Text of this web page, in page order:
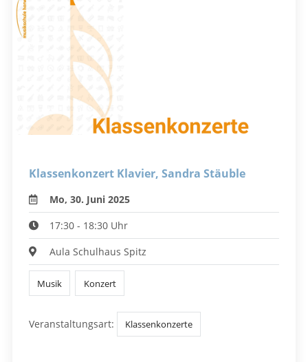
Klassenkonzert Klavier, Sandra Stäuble
Mo, 30. Juni 2025
17:30 - 18:30 Uhr
Aula Schulhaus Spitz
Musik Konzert
Veranstaltungsart: Klassenkonzerte